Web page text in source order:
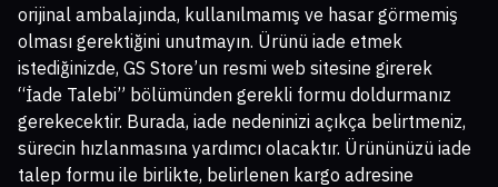
orijinal ambalajında, kullanılmamış ve hasar görmemiş
olması gerektiğini unutmayın. Ürünü iade etmek
istediğinizde, GS Store’un resmi web sitesine girerek
“İade Talebi” bölümünden gerekli formu doldurmanız
gerekecektir. Burada, iade nedeninizi açıkça belirtmeniz,
sürecin hızlanmasına yardımcı olacaktır. Ürününüzü iade
talep formu ile birlikte, belirlenen kargo adresine